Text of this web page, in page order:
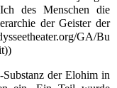
des Menschen die
der Geister der
)
der Elohim in